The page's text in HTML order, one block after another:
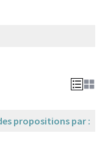
propositions par :